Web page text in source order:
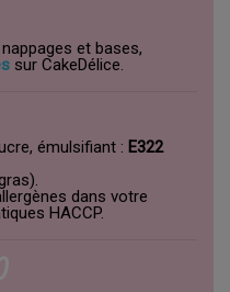
et bases,
sur CakeDélice.
émulsifiant : E322
dans votre
HACCP.